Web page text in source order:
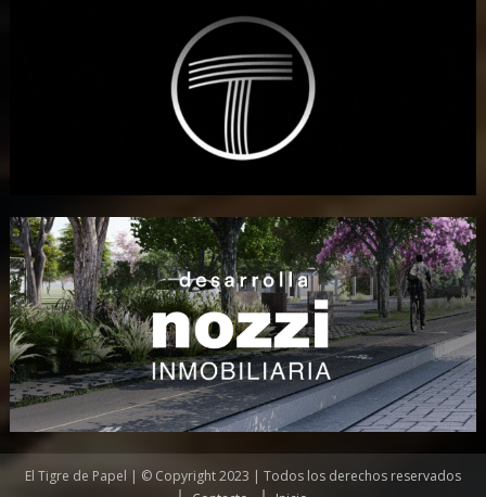
El Tigre de Papel | © Copyright 2023 | Todos los derechos reservados